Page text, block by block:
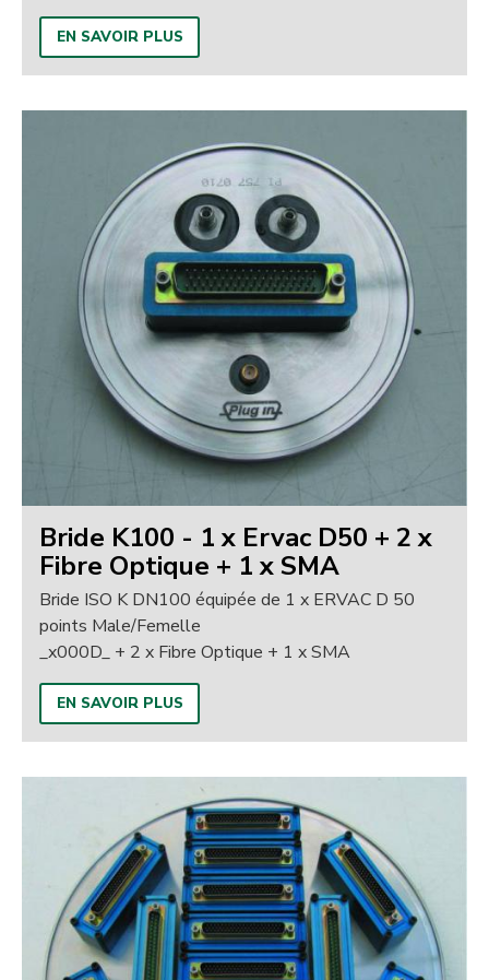
EN SAVOIR PLUS
Bride K100 - 1 x Ervac D50 + 2 x
Fibre Optique + 1 x SMA
Bride ISO K DN100 équipée de 1 x ERVAC D 50
points Male/Femelle
_x000D_ + 2 x Fibre Optique + 1 x SMA
EN SAVOIR PLUS